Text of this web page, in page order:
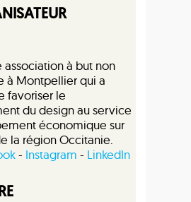
association à but non
à Montpellier qui a
favoriser le
du design au service
économique sur
la région Occitanie.
- Instagram - LinkedIn